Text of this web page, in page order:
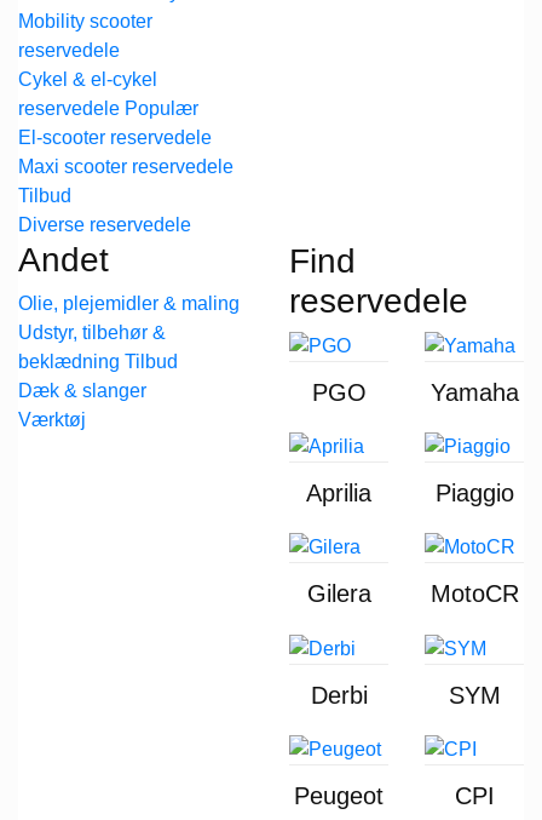
Mobility scooter
reservedele
Cykel & el-cykel
reservedele
El-scooter reservedele
Maxi scooter reservedele
Diverse reservedele
Andet
Olie, plejemidler & maling
Udstyr, tilbehør &
beklædning
Dæk & slanger
Værktøj
Find
reservedele
PGO Yamaha
Aprilia Piaggio
Gilera MotoCR
Derbi SYM
Peugeot CPI